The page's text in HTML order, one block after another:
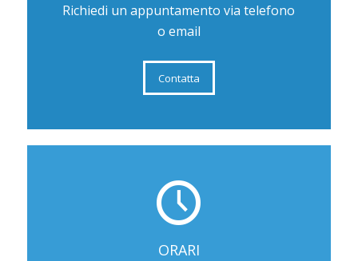
Richiedi un appuntamento via telefono
o email
Contatta
ORARI